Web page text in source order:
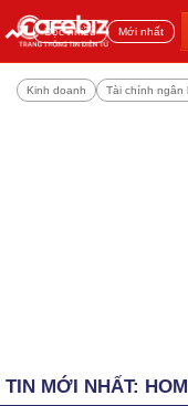
Đọc nhiều Mới nhất
Kinh doanh Tài chính ngân
TIN MỚI NHẤT: